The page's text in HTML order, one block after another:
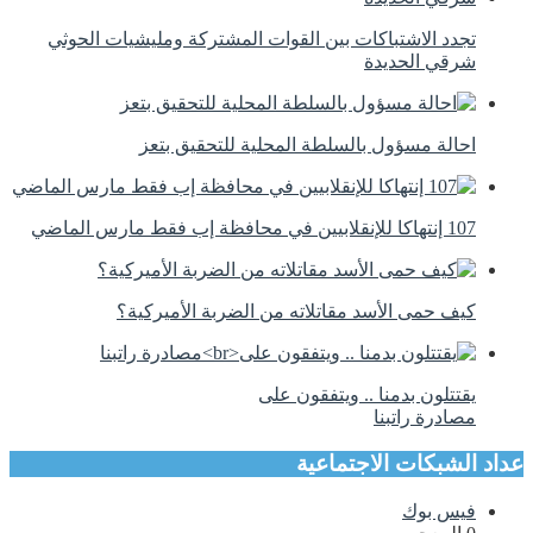
تجدد الاشتباكات بين القوات المشتركة ومليشيات الحوثي
شرقي الحديدة
احالة مسؤول بالسلطة المحلية للتحقيق بتعز
107 إنتهاكا للإنقلابيين في محافظة إب فقط مارس الماضي
كيف حمى الأسد مقاتلاته من الضربة الأميركية؟
يقتتلون بدمنا .. ويتفقون على
مصادرة راتبنا
عداد الشبكات الاجتماعية
فيس بوك